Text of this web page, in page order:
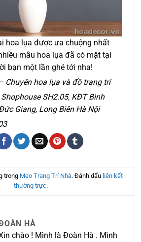
hoa lụa được ưa chuộng nhất
mẫu hoa lụa đã có mặt tại
bạn một lần ghé tới nha!
Chuyên hoa lụa và đồ trang trí
SH2.05, KĐT Bình
Giang, Long Biên Hà Nội
trong Mẹo Trang Trí Nhà. Đánh dấu liên kết
thường trực.
HÀ
chào ! Mình là Đoàn Hà . Mình